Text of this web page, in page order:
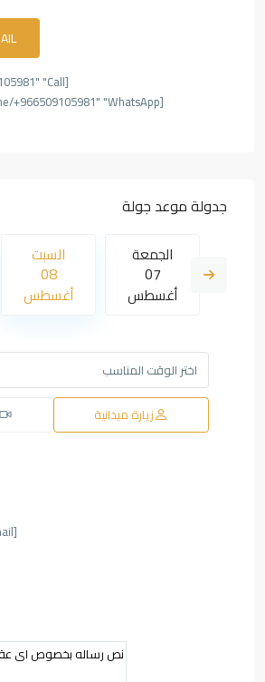
[url "tel:+966509105981" "Call"]
[url "https://wa.me/+966509105981" "WhatsApp"]
جدولة موعد جولة
الجمعة
07
أغسطس
السبت
08
أغسطس
زيارة ميدانية
[email* البريد الإلكتروني]